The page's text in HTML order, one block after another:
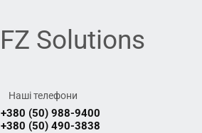
FZ Solutions
Наші телефони
+380 (50) 988-9400
+380 (50) 490-3838